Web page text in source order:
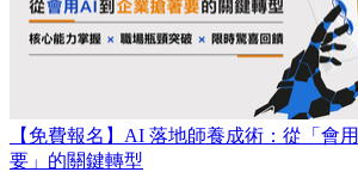
【免費報名】AI 落地師養成術：​從「會
要」的關鍵轉型